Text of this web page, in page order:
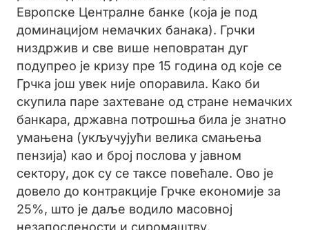
Европске Централне банке (која је под
доминацијом немачких банака). Грчки
низдржив и све више неповратан дуг
подупрео је кризу пре 15 година од које се
Грчка још увек није опоравила. Како би
скупила паре захтеване од стране немачких
банкара, државна потрошња била је знатно
умањена (укључујући велика смањења
пензија) као и број послова у јавном
сектору, док су се таксе повећале. Ово је
довело до контракције Грчке економије за
25%, што је даље водило масовној
незапослености и сиромаштву.